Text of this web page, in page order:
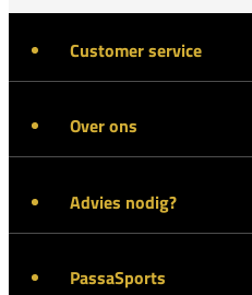
Customer service
Over ons
Advies nodig?
PassaSports